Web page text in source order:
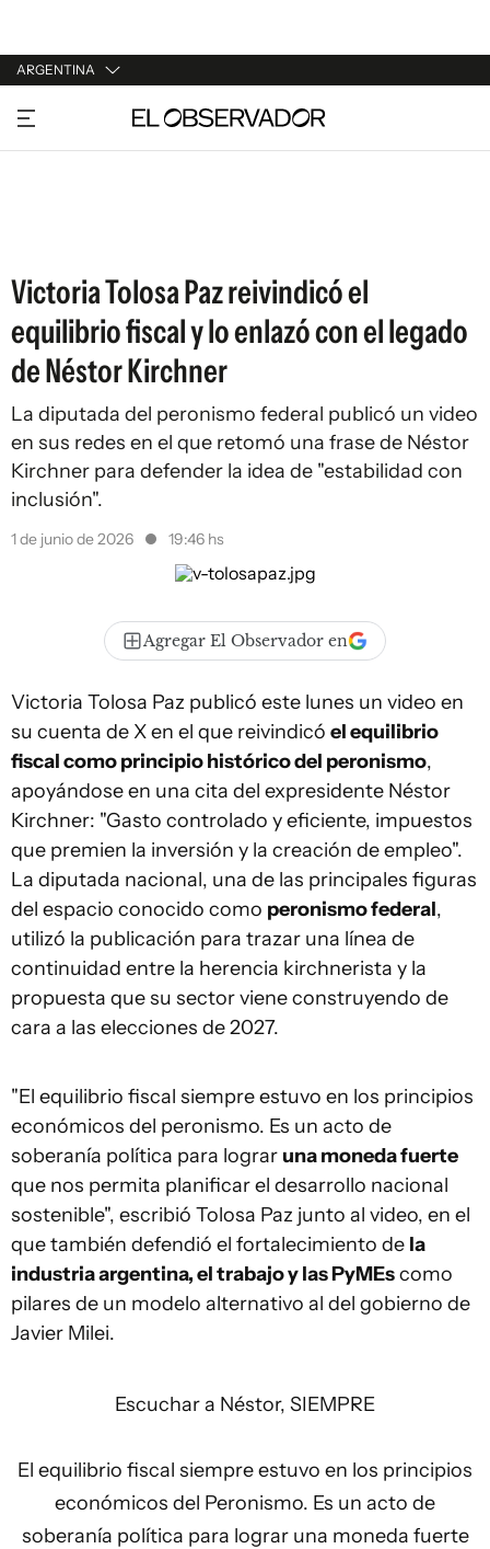
ARGENTINA
URUGUAY
ARGENTINA
Victoria Tolosa Paz reivindicó el
equilibrio fiscal y lo enlazó con el legado
de Néstor Kirchner
La diputada del peronismo federal publicó un video
en sus redes en el que retomó una frase de Néstor
Kirchner para defender la idea de "estabilidad con
inclusión".
1 de junio de 2026 19:46 hs
Agregar El Observador en
Victoria Tolosa Paz publicó este lunes un video en
su cuenta de X en el que reivindicó el equilibrio
fiscal como principio histórico del peronismo,
apoyándose en una cita del expresidente Néstor
Kirchner: "Gasto controlado y eficiente, impuestos
que premien la inversión y la creación de empleo".
La diputada nacional, una de las principales figuras
del espacio conocido como peronismo federal,
utilizó la publicación para trazar una línea de
continuidad entre la herencia kirchnerista y la
propuesta que su sector viene construyendo de
cara a las elecciones de 2027.
"El equilibrio fiscal siempre estuvo en los principios
económicos del peronismo. Es un acto de
soberanía política para lograr una moneda fuerte
que nos permita planificar el desarrollo nacional
sostenible", escribió Tolosa Paz junto al video, en el
que también defendió el fortalecimiento de la
industria argentina, el trabajo y las PyMEscomo
pilares de un modelo alternativo al del gobierno de
Javier Milei.
Escuchar a Néstor, SIEMPRE
El equilibrio fiscal siempre estuvo en los principios
económicos del Peronismo. Es un acto de
soberanía política para lograr una moneda fuerte